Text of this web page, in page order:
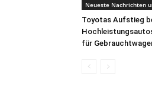
Neueste Nachrichten
Toyotas Aufstieg
für